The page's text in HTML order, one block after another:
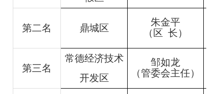
第二名 鼎城区
朱金平
（区 长）
第三名
常德经济技术
开发区
邹如龙
（管委会主任）